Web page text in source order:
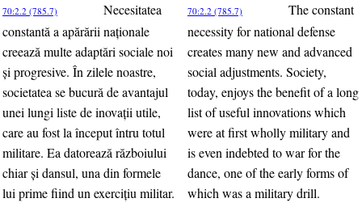
70:2.2 (785.7)
Necesitatea
constantă a apărării naţionale
creează multe adaptări sociale noi
şi progresive. În zilele noastre,
societatea se bucură de avantajul
unei lungi liste de inovaţii utile,
care au fost la început întru totul
militare. Ea datorează războiului
chiar şi dansul, una din formele
lui prime fiind un exerciţiu militar.
70:2.2 (785.7)
The constant
necessity for national defense
creates many new and advanced
social adjustments. Society,
today, enjoys the benefit of a long
list of useful innovations which
were at first wholly military and
is even indebted to war for the
dance, one of the early forms of
which was a military drill.